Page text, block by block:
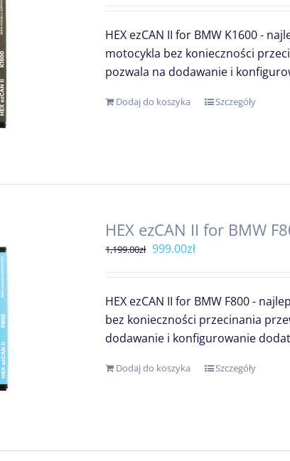
1,299.00zł.1,099.00zł.
HEX ezCAN II for BMW K1600 -
motocykla bez konieczności
pozwala na dodawanie i
Dodaj do koszyka Szczegóły
HEX ezCAN II for BMW
1,199.00zł Pierwotna
1,199.00zł.
999.00złAktualna
999.00zł.
HEX ezCAN II for BMW F800 -
bez konieczności przecinania
dodawanie i konfigurowanie
Dodaj do koszyka Szczegóły